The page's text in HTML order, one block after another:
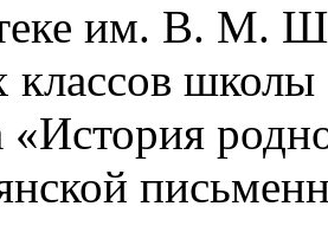
им. В. М.
классов
«История